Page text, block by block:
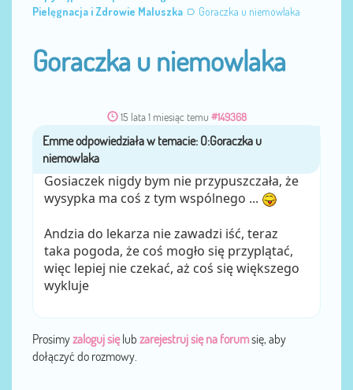
Pielęgnacja i Zdrowie Maluszka
Goraczka u niemowlaka
Goraczka u niemowlaka
15 lata 1 miesiąc temu #149368
przezEmme
Gosiaczek nigdy bym nie przypuszczała, że
wysypka ma coś z tym wspólnego ...
Andzia do lekarza nie zawadzi iść, teraz
taka pogoda, że coś mogło się przyplątać,
więc lepiej nie czekać, aż coś się większego
wykluje
Prosimyzaloguj sięlub zarejestruj się na forumsię, aby
dołączyć do rozmowy.